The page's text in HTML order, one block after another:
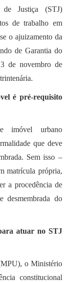
Justiça (STJ)
de trabalho em
o ajuizamento da
de Garantia do
de novembro de
é pré-requisito
imóvel urbano
que deve
Sem isso –
matrícula própria,
a procedência de
desmembrada do
atuar no STJ
o Ministério
constitucional